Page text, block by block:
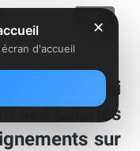
SFR qui
ses salariés
sur
✕
d'accueil